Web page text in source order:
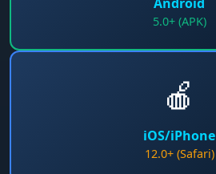
Android
5.0+ (APK)
🍎
iOS/iPhone
12.0+ (Safari)